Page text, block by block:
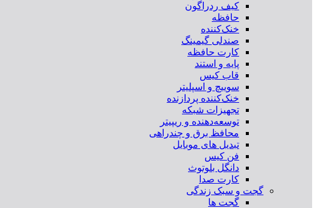
کیف ردراگون
حافظه
خنک‌کننده
صندلی گیمینگ
کارت حافظه
پایه و استند
قاب کیس
سوییچ و اسپلیتر
خنک‌کننده پردازنده
تجهیزات شبکه
توسعه‌دهنده و ریپیتر
محافظ برق و چندراهی
تبدیل های موبایل
فن کیس
دانگل بلوتوث
کارت صدا
گجت و سبک زندگی
گجت ها